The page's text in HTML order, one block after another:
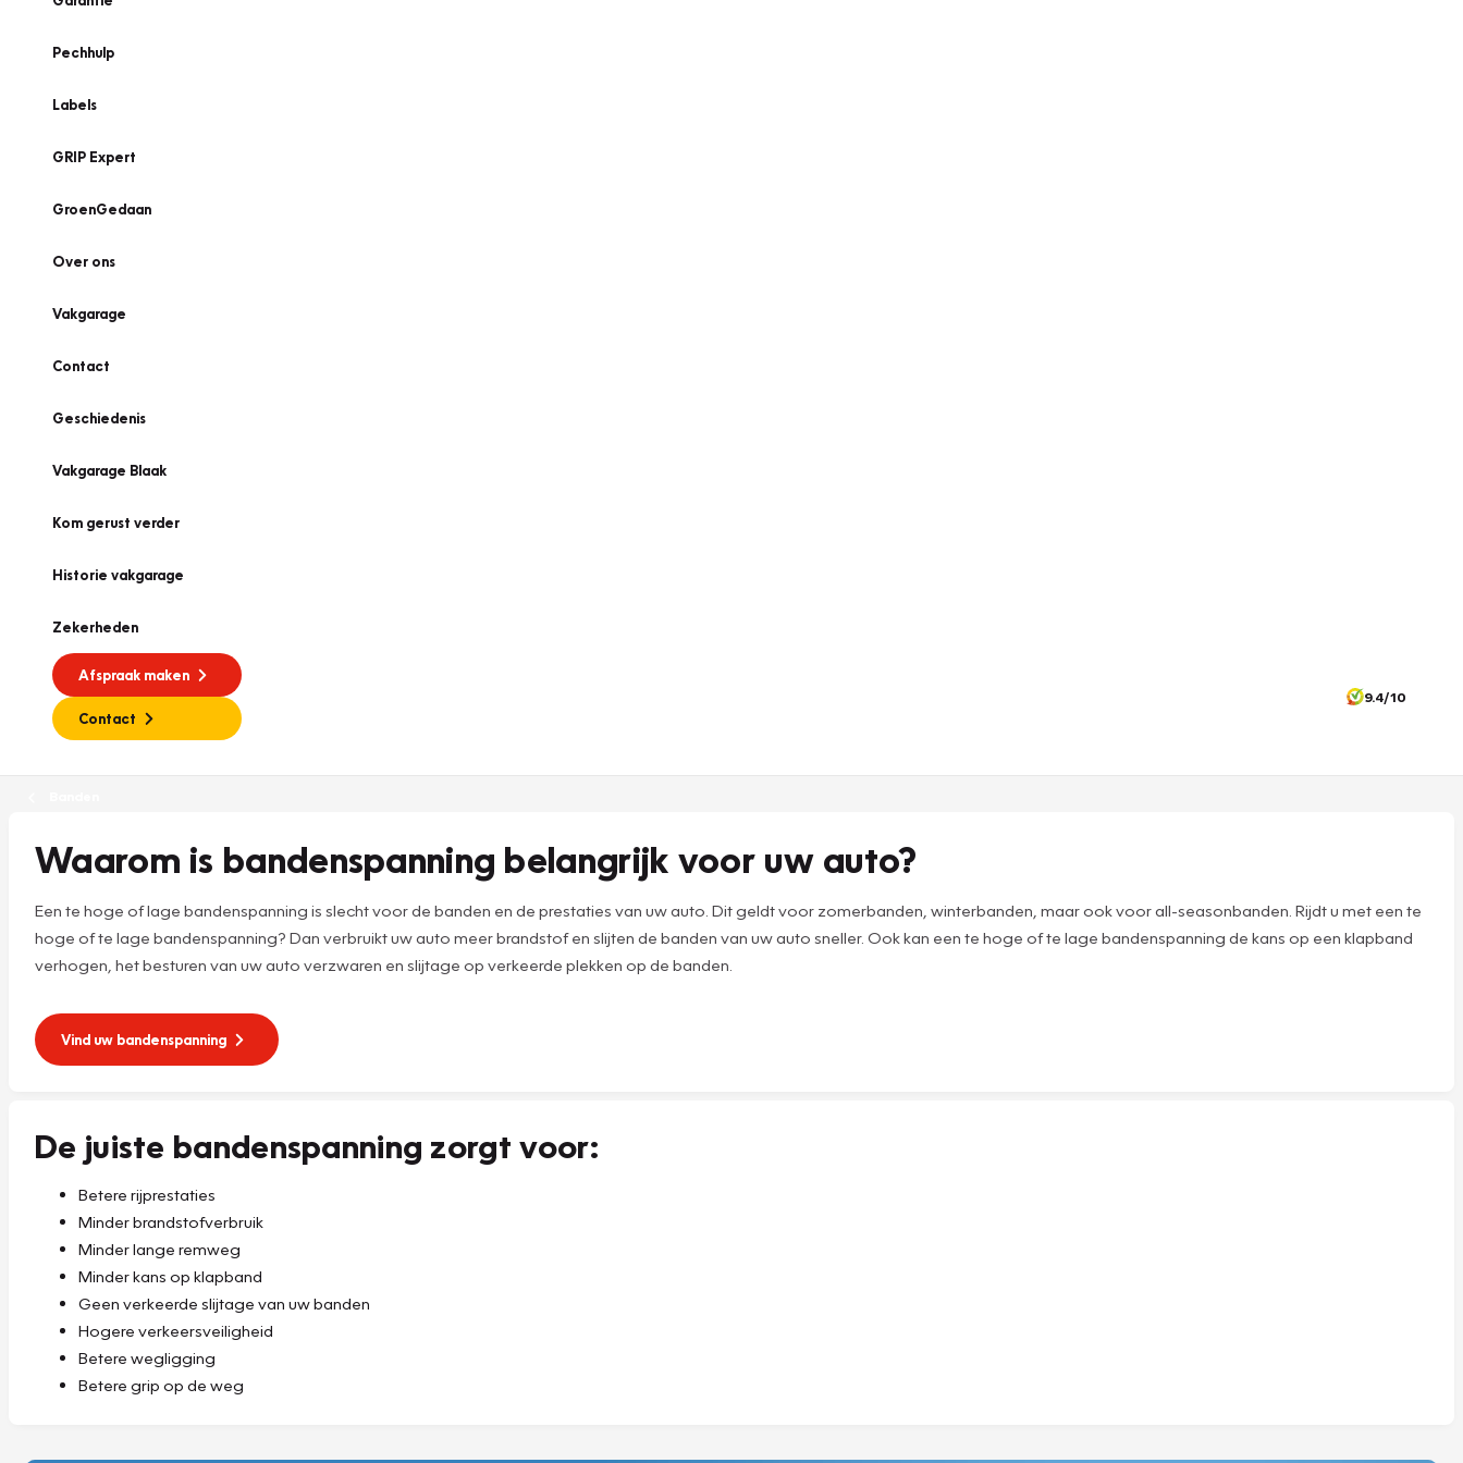
Pechhulp
Labels
GRIP Expert
GroenGedaan
Over ons
Vakgarage
Contact
Geschiedenis
Vakgarage Blaak
Kom gerust verder
Historie vakgarage
Zekerheden
Afspraak maken
Contact
9.4/10
Waarom is bandenspanning belangrijk voor uw auto?
Een te hoge of lage bandenspanning is slecht voor de banden en de prestaties van uw auto. Dit geldt voor zomerbanden, winterbanden, maar ook voor all-seasonbanden. Rijdt u met een te
hoge of te lage bandenspanning? Dan verbruikt uw auto meer brandstof en slijten de banden van uw auto sneller. Ook kan een te hoge of te lage bandenspanning de kans op een klapband
verhogen, het besturen van uw auto verzwaren en slijtage op verkeerde plekken op de banden.
Vind uw bandenspanning
De juiste bandenspanning zorgt voor:
Betere rijprestaties
Minder brandstofverbruik
Minder lange remweg
Minder kans op klapband
Geen verkeerde slijtage van uw banden
Hogere verkeersveiligheid
Betere wegligging
Betere grip op de weg